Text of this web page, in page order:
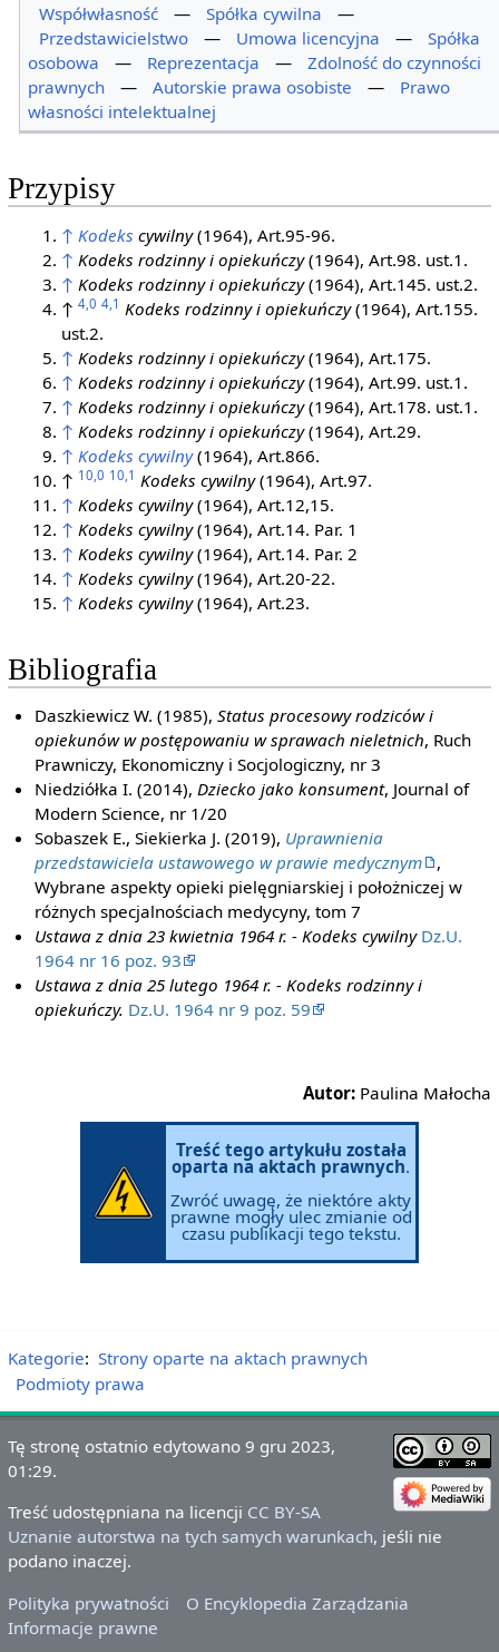
Współwłasność
— Spółka cywilna
—
Przedstawicielstwo
— Umowa licencyjna —
Spółka
osobowa
— Reprezentacja —
Zdolność do czynności
prawnych
— Autorskie prawa osobiste —
Prawo
własności intelektualnej
Przypisy
↑ Kodeks cywilny(1964), Art.95-96.
↑ Kodeks rodzinny i opiekuńczy(1964), Art.98. ust.1.
↑ Kodeks rodzinny i opiekuńczy(1964), Art.145. ust.2.
↑4,0 4,1 Kodeks rodzinny i opiekuńczy(1964), Art.155.
ust.2.
↑ Kodeks rodzinny i opiekuńczy(1964), Art.175.
↑ Kodeks rodzinny i opiekuńczy(1964), Art.99. ust.1.
↑ Kodeks rodzinny i opiekuńczy(1964), Art.178. ust.1.
↑ Kodeks rodzinny i opiekuńczy(1964), Art.29.
↑ Kodeks cywilny(1964), Art.866.
↑ 10,0 10,1 Kodeks cywilny(1964), Art.97.
↑ Kodeks cywilny(1964), Art.12,15.
↑ Kodeks cywilny(1964), Art.14. Par. 1
↑ Kodeks cywilny(1964), Art.14. Par. 2
↑ Kodeks cywilny(1964), Art.20-22.
↑ Kodeks cywilny(1964), Art.23.
Bibliografia
Daszkiewicz W. (1985),Status procesowy rodziców i
opiekunów w postępowaniu w sprawach nieletnich, Ruch
Prawniczy, Ekonomiczny i Socjologiczny, nr 3
Niedziółka I. (2014),Dziecko jako konsument, Journal of
Modern Science, nr 1/20
Sobaszek E., Siekierka J. (2019), Uprawnienia
przedstawiciela ustawowego w prawie medycznym
,
Wybrane aspekty opieki pielęgniarskiej i położniczej w
różnych specjalnościach medycyny, tom 7
Ustawa z dnia 23 kwietnia 1964 r. - Kodeks cywilny Dz.U.
1964 nr 16 poz. 93
Ustawa z dnia 25 lutego 1964 r. - Kodeks rodzinny i
opiekuńczy. Dz.U. 1964 nr 9 poz. 59
Autor: Paulina Małocha
Treść tego artykułu została
oparta na aktach prawnych.
Zwróć uwagę, że niektóre akty
prawne mogły ulec zmianie od
czasu publikacji tego tekstu.
Kategorie: Strony oparte na aktach prawnych
Podmioty prawa
Tę stronę ostatnio edytowano 9 gru 2023,
01:29.
Treść udostępniana na licencji CC BY-SA
Uznanie autorstwa na tych samych warunkach, jeśli nie
podano inaczej.
Polityka prywatności
O Encyklopedia Zarządzania
Informacje prawne